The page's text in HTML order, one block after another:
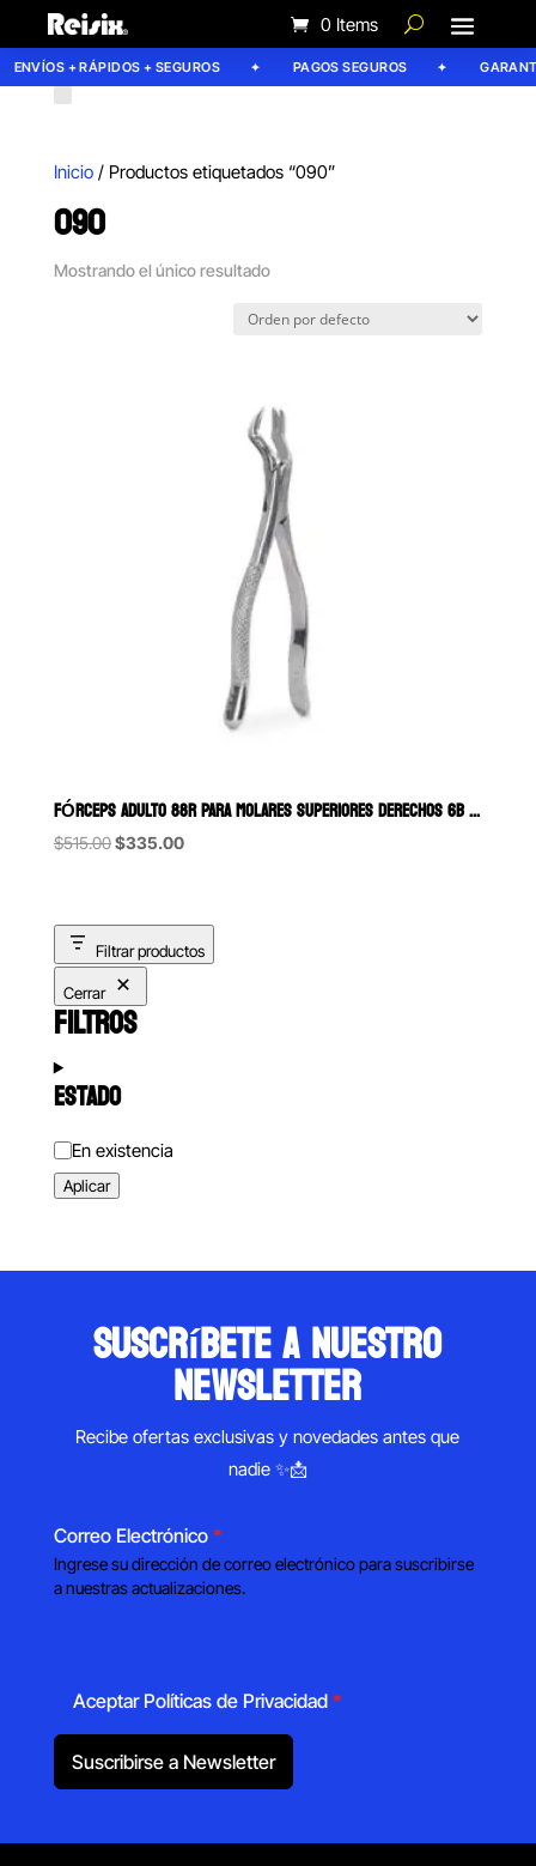
0 Items
ENVÍOS + RÁPIDOS + SEGUROS PAGOS SEGUROS
Inicio/ Productos etiquetados “090”
090
Mostrando el único resultado
FÓRCEPS ADULTO 88R PARA MOLARES SUPERIORES DERECHOS 6B (090)
$515.00Original
$515.00.
$335.00Current
$335.00.
Filtrar productos
Cerrar
FILTROS
ESTADO
Estado
En existencia
Aplicar
suscríbete a nuestro
newsletter
Recibe ofertas exclusivas y novedades antes que
nadie ✨📩
Correo Electrónico *
Ingrese su dirección de correo electrónico para suscribirse
a nuestras actualizaciones.
Aceptar Políticas de Privacidad *
Suscribirse a Newsletter